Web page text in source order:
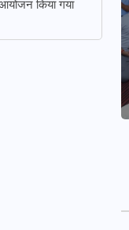
किया गया